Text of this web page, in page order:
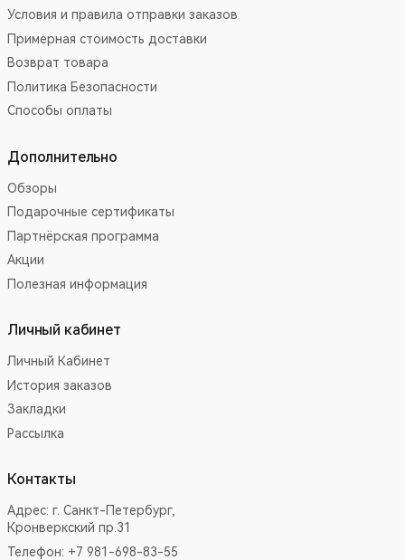
Условия и правила отправки заказов
Примерная стоимость доставки
Возврат товара
Политика Безопасности
Способы оплаты
Дополнительно
Обзоры
Подарочные сертификаты
Партнёрская программа
Акции
Полезная информация
Личный кабинет
Личный Кабинет
История заказов
Закладки
Рассылка
Контакты
Адрес: г. Санкт-Петербург,
Кронверкский пр.31
Телефон: +7 981-698-83-55